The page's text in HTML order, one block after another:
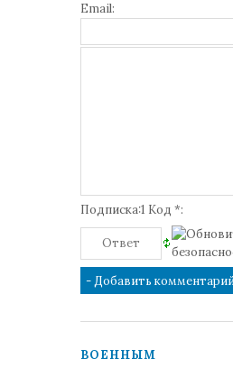
Email:
Подписка:1 Код *:
ВОЕННЫМ